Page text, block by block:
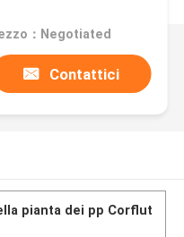
：Negotiated
Contattici
pianta dei pp Corflut